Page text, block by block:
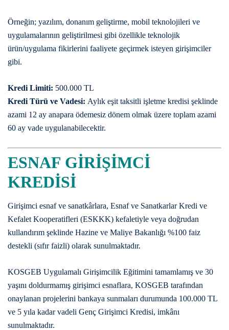
Örneğin; yazılım, donanım geliştirme, mobil teknolojileri ve
uygulamalarının geliştirilmesi gibi özellikle teknolojik
ürün/uygulama fikirlerini faaliyete geçirmek isteyen girişimciler
gibi.
Kredi Limiti: 500.000 TL
Kredi Türü ve Vadesi: Aylık eşit taksitli işletme kredisi şeklinde
azami 12 ay anapara ödemesiz dönem olmak üzere toplam azami
60 ay vade uygulanabilecektir.
ESNAF GİRİŞİMCİ
KREDİSİ
Girişimci esnaf ve sanatkârlara, Esnaf ve Sanatkarlar Kredi ve
Kefalet Kooperatifleri (ESKKK) kefaletiyle veya doğrudan
kullandırım şeklinde Hazine ve Maliye Bakanlığı %100 faiz
destekli (sıfır faizli) olarak sunulmaktadır.
KOSGEB Uygulamalı Girişimcilik Eğitimini tamamlamış ve 30
yaşını doldurmamış girişimci esnaflara, KOSGEB tarafından
onaylanan projelerini bankaya sunmaları durumunda 100.000 TL
ve 5 yıla kadar vadeli Genç Girişimci Kredisi, imkânı
sunulmaktadır.